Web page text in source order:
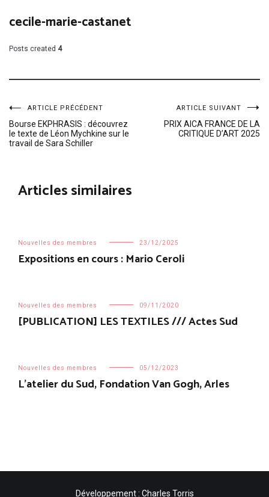
cecile-marie-castanet
Posts created 4
Navigation
de
l’article
ARTICLE PRÉCÉDENT
Bourse EKPHRASIS : découvrez
le texte de Léon Mychkine sur le
travail de Sara Schiller
ARTICLE SUIVANT
PRIX AICA FRANCE DE LA
CRITIQUE D’ART 2025
Articles similaires
Nouvelles des membres 23/12/2025
Expositions en cours : Mario Ceroli
Nouvelles des membres 09/11/2020
[PUBLICATION] LES TEXTILES /// Actes Sud
Nouvelles des membres 05/12/2023
L’atelier du Sud, Fondation Van Gogh, Arles
Développement : Charles Torris